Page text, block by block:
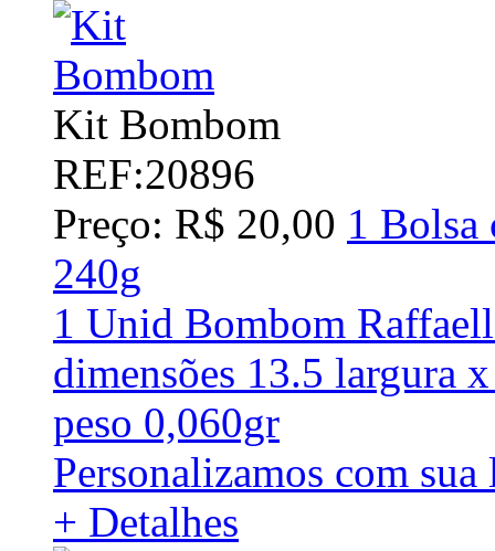
Kit Bombom
REF:20896
Preço: R$ 20,00 1 Bolsa
240g
1 Unid Bombom
dimensões 13.5 largura
peso 0,060gr
Personalizamos com
+ Detalhes